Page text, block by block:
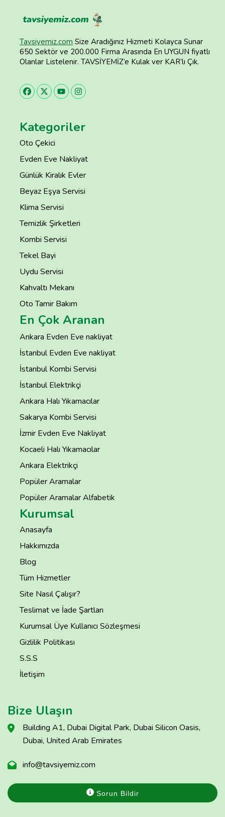
Tavsiyemiz.com Size Aradığınız Hizmeti Kolayca Sunar
650 Sektör ve 200.000 Firma Arasında En UYGUN fiyatlı
Olanlar Listelenir. TAVSİYEMİZ’e Kulak ver KAR’lı Çık.
Kategoriler
Oto Çekici
Evden Eve Nakliyat
Günlük Kiralık Evler
Beyaz Eşya Servisi
Klima Servisi
Temizlik Şirketleri
Kombi Servisi
Tekel Bayi
Uydu Servisi
Kahvaltı Mekanı
Oto Tamir Bakım
En Çok Aranan
Ankara Evden Eve nakliyat
İstanbul Evden Eve nakliyat
İstanbul Kombi Servisi
İstanbul Elektrikçi
Ankara Halı Yıkamacılar
Sakarya Kombi Servisi
İzmir Evden Eve Nakliyat
Kocaeli Halı Yıkamacılar
Ankara Elektrikçi
Popüler Aramalar
Popüler Aramalar Alfabetik
Kurumsal
Anasayfa
Hakkımızda
Blog
Tüm Hizmetler
Site Nasıl Çalışır?
Teslimat ve İade Şartları
Kurumsal Üye Kullanıcı Sözleşmesi
Gizlilik Politikası
S.S.S
İletişim
Bize Ulaşın
Building A1, Dubai Digital Park, Dubai Silicon Oasis,
Dubai, United Arab Emirates
info@tavsiyemiz.com
Sorun Bildir